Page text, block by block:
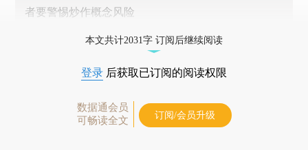
者要警惕炒作概念风险
本文共计2031字 订阅后继续阅读
登录 后获取已订阅的阅读权限
数据通会员
可畅读全文
订阅/会员升级